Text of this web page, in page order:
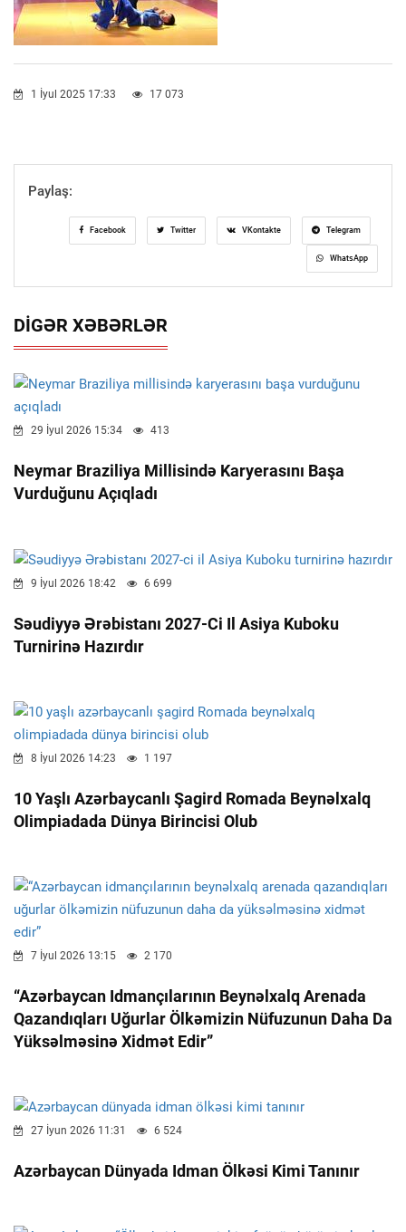
1 İyul 2025 17:33 17 073
Paylaş:
Facebook Twitter VKontakte Telegram
WhatsApp
DIGƏR XƏBƏRLƏR
29 İyul 2026 15:34 413
Neymar Braziliya Millisində Karyerasını Başa
Vurduğunu Açıqladı
9 İyul 2026 18:42 6 699
Səudiyyə Ərəbistanı 2027-Ci Il Asiya Kuboku
Turnirinə Hazırdır
8 İyul 2026 14:23 1 197
10 Yaşlı Azərbaycanlı Şagird Romada Beynəlxalq
Olimpiadada Dünya Birincisi Olub
7 İyul 2026 13:15 2 170
“Azərbaycan Idmançılarının Beynəlxalq Arenada
Qazandıqları Uğurlar Ölkəmizin Nüfuzunun Daha Da
Yüksəlməsinə Xidmət Edir”
27 İyun 2026 11:31 6 524
Azərbaycan Dünyada Idman Ölkəsi Kimi Tanınır